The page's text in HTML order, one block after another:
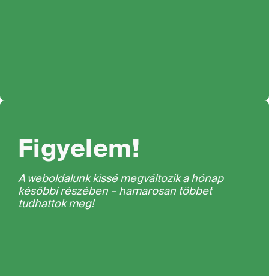
Figyelem!
A weboldalunk kissé megváltozik a hónap
későbbi részében – hamarosan többet
tudhattok meg!